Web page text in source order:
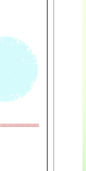
(花東